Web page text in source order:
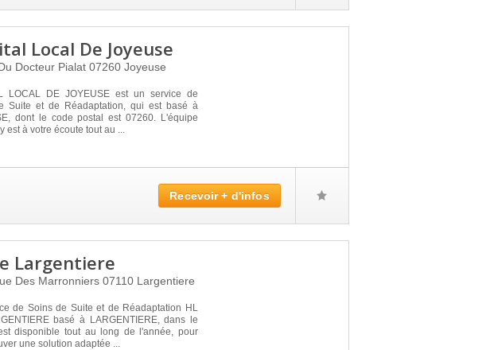
Local De Joyeuse
Docteur Pialat 07260 Joyeuse
LOCAL DE JOYEUSE est un service de
Suite et de Réadaptation, qui est basé à
dont le code postal est 07260. L'équipe
est à votre écoute tout au ...
Recevoir + d'infos
Largentiere
Des Marronniers 07110 Largentiere
de Soins de Suite et de Réadaptation HL
basé à LARGENTIERE, dans le
disponible tout au long de l'année, pour
une solution adaptée ...